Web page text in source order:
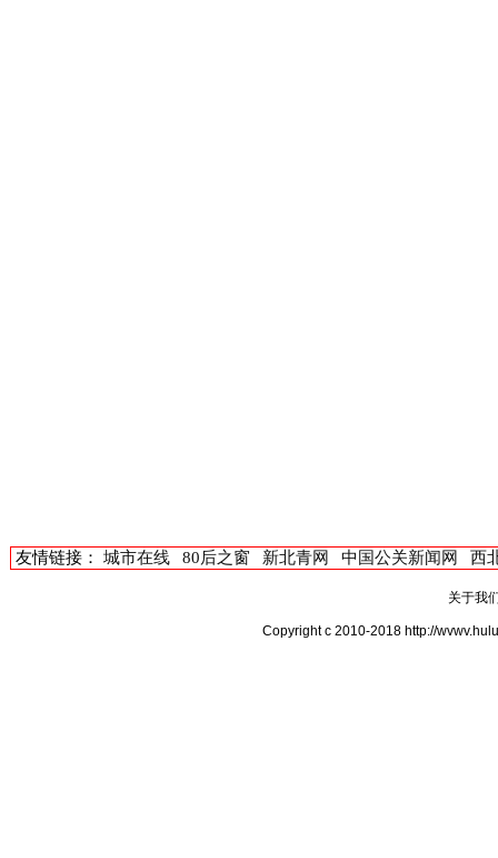
友情链接： 城市在线 80后之窗 新北青网 中国公关新闻网 西
关于我
Copyright c 2010-2018 http://